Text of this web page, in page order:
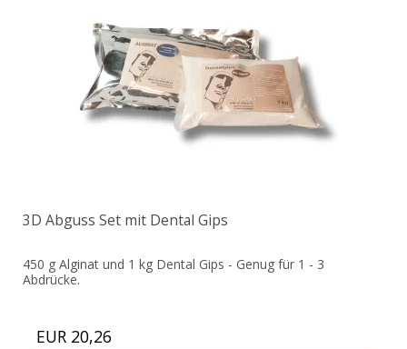
3D Abguss Set mit Dental Gips
450 g Alginat und 1 kg Dental Gips - Genug für 1 - 3
Abdrücke.
EUR 20,26